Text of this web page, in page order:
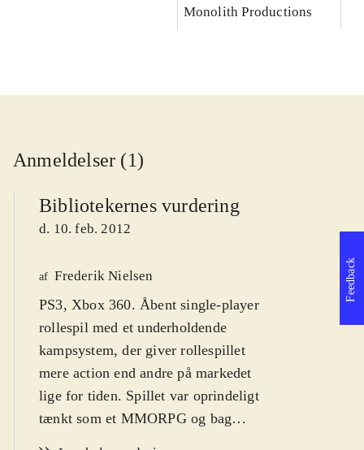
Monolith Productions
Anmeldelser (1)
Bibliotekernes vurdering
d. 10. feb. 2012
af Frederik Nielsen
PS3, Xbox 360. Åbent single-player
rollespil med et underholdende
kampsystem, der giver rollespillet
mere action end andre på markedet
lige for tiden. Spillet var oprindeligt
tænkt som et MMORPG og bag
Feedback